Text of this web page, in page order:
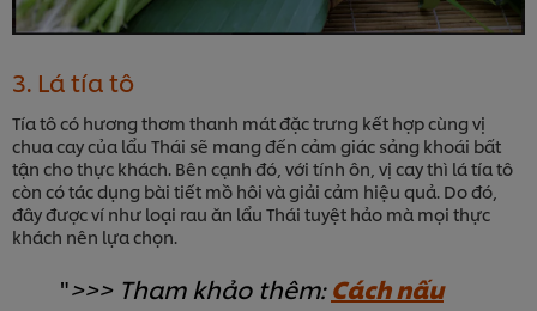
3. Lá tía tô
Tía tô có hương thơm thanh mát đặc trưng kết hợp cùng vị
chua cay của lẩu Thái sẽ mang đến cảm giác sảng khoái bất
tận cho thực khách. Bên cạnh đó, với tính ôn, vị cay thì lá tía tô
còn có tác dụng bài tiết mồ hôi và giải cảm hiệu quả. Do đó,
đây được ví như loại rau ăn lẩu Thái tuyệt hảo mà mọi thực
khách nên lựa chọn.
>>> Tham khảo thêm:Cách nấu